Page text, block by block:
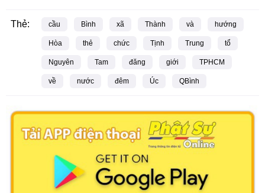
Thẻ: cầu Bình xã Thành và hướng
Hòa thẻ chức Tịnh Trung tổ
Nguyên Tam đăng giới TPHCM
về nước đêm Úc QBình